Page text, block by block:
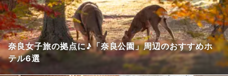
奈良女子旅の拠点に♪「奈良公園」周辺のおすすめホ
テル6選